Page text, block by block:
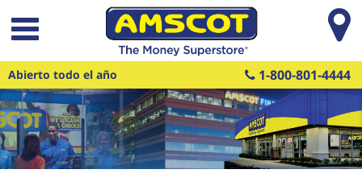
Saltar al contenido principal
Abierto todo el año 1-800-801-4444